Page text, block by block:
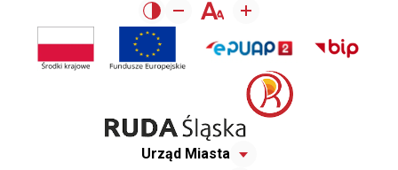
Urząd Miasta